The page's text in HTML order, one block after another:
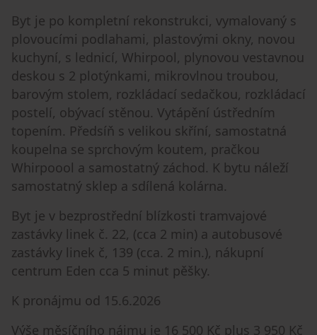
Byt je po kompletní rekonstrukci, vymalovaný s
plovoucími podlahami, plastovými okny, novou
kuchyní, s lednicí, Whirpool, plynovou vestavnou
deskou s 2 plotýnkami, mikrovlnou troubou,
barovým stolem, rozkládací sedačkou, rozkládací
postelí, obývací stěnou. Vytápění ústředním
topením. Předsíň s velikou skříní, samostatná
koupelna se sprchovým koutem, pračkou
Whirpoool a samostatný záchod. K bytu náleží
samostatný sklep a sdílená kolárna.
Byt je v bezprostřední blízkosti tramvajové
zastávky linek č. 22, (cca 2 min) a autobusové
zastávky linek č, 139 (cca. 2 min.), nákupní
centrum Eden cca 5 minut pěšky.
K pronájmu od 15.6.2026
Výše měsíčního nájmu je 16 500 Kč plus 3 950 Kč